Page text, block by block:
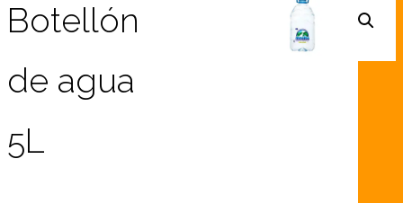
Botellón
de agua
5L